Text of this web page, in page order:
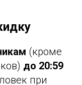
(кроме
до 20:59
при